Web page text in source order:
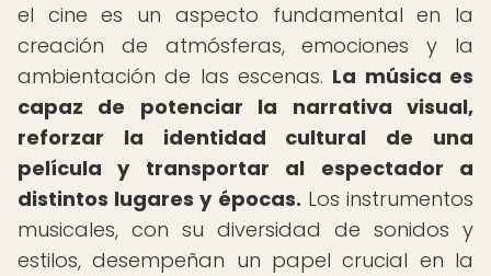
el cine es un aspecto fundamental en la
creación de atmósferas, emociones y la
ambientación de las escenas. La música es
capaz de potenciar la narrativa visual,
reforzar la identidad cultural de una
película y transportar al espectador a
distintos lugares y épocas. Los instrumentos
musicales, con su diversidad de sonidos y
estilos, desempeñan un papel crucial en la